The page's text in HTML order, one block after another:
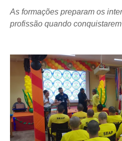
As formações preparam os
profissão quando